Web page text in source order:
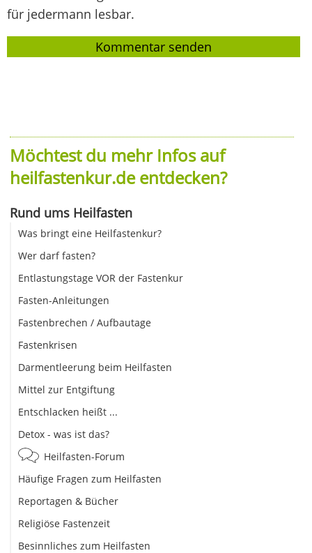
für jedermann lesbar.
Möchtest du mehr Infos auf
heilfastenkur.de entdecken?
Rund ums Heilfasten
Was bringt eine Heilfastenkur?
Wer darf fasten?
Entlastungstage VOR der Fastenkur
Fasten-Anleitungen
Fastenbrechen / Aufbautage
Fastenkrisen
Darmentleerung beim Heilfasten
Mittel zur Entgiftung
Entschlacken heißt ...
Detox - was ist das?
Heilfasten-Forum
Häufige Fragen zum Heilfasten
Reportagen & Bücher
Religiöse Fastenzeit
Besinnliches zum Heilfasten